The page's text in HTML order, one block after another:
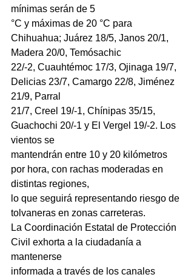
mínimas serán de 5
°C y máximas de 20 °C para
Chihuahua; Juárez 18/5, Janos 20/1,
Madera 20/0, Temósachic
22/-2, Cuauhtémoc 17/3, Ojinaga 19/7,
Delicias 23/7, Camargo 22/8, Jiménez
21/9, Parral
21/7, Creel 19/-1, Chínipas 35/15,
Guachochi 20/-1 y El Vergel 19/-2. Los
vientos se
mantendrán entre 10 y 20 kilómetros
por hora, con rachas moderadas en
distintas regiones,
lo que seguirá representando riesgo de
tolvaneras en zonas carreteras.
La Coordinación Estatal de Protección
Civil exhorta a la ciudadanía a
mantenerse
informada a través de los canales